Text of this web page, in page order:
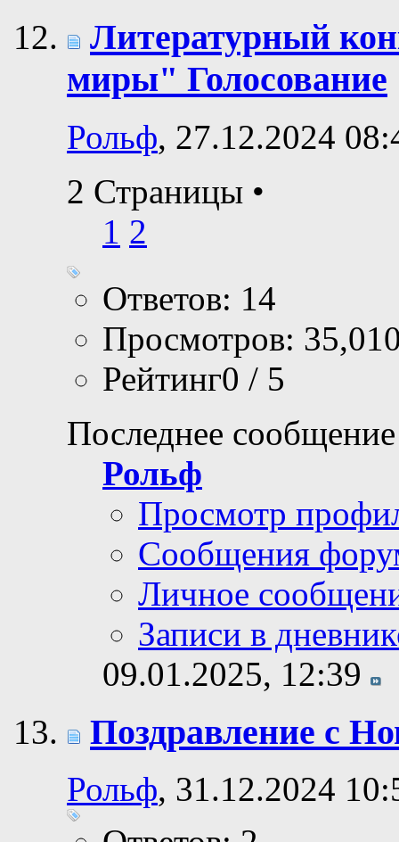
Литературный
миры" Голосование
Рольф, 27.12.2024
2 Страницы •
1 2
Ответов: 14
Просмотров:
Рейтинг0 / 5
Последнее
Рольф
Просмотр
Сообщения
Личное
Записи в
09.01.2025, 12:39
Поздравление с
Рольф, 31.12.2024